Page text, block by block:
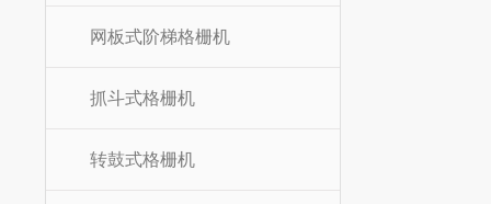
网板式阶梯格栅机
抓斗式格栅机
转鼓式格栅机